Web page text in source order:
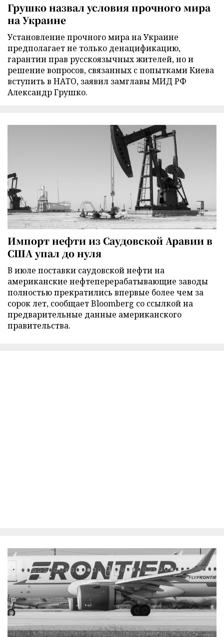
Грушко назвал условия прочного мира
на Украине
Установление прочного мира на Украине
предполагает не только денацификацию,
гарантии прав русскоязычных жителей, но и
решение вопросов, связанных с попытками Киева
вступить в НАТО, заявил замглавы МИД РФ
Александр Грушко.
Импорт нефти из Саудовской Аравии в
США упал до нуля
В июле поставки саудовской нефти на
американские нефтеперерабатывающие заводы
полностью прекратились впервые более чем за
сорок лет, сообщает Bloomberg со ссылкой на
предварительные данные американского
правительства.